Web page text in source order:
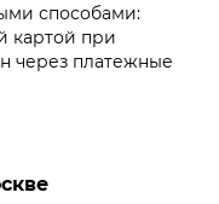
способами:
картой при
через платежные